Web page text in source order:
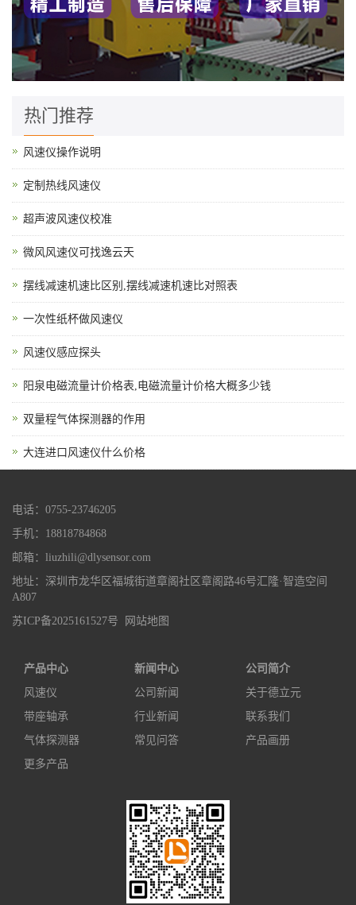
热门推荐
风速仪操作说明
定制热线风速仪
超声波风速仪校准
微风风速仪可找逸云天
摆线减速机速比区别,摆线减速机速比对照表
一次性纸杯做风速仪
风速仪感应探头
阳泉电磁流量计价格表,电磁流量计价格大概多少钱
双量程气体探测器的作用
大连进口风速仪什么价格
电话：0755-23746205
手机：18818784868
邮箱：liuzhili@dlysensor.com
地址：深圳市龙华区福城街道章阁社区章阁路46号汇隆·智造空间
A807
苏ICP备2025161527号
网站地图
产品中心
风速仪
带座轴承
气体探测器
更多产品
新闻中心
公司新闻
行业新闻
常见问答
公司简介
关于德立元
联系我们
产品画册